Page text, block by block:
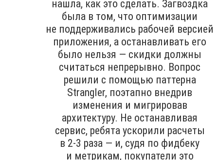
нашла, как это сделать. Загвоздка
была в том, что оптимизации
не поддерживались рабочей версией
приложения, а останавливать его
было нельзя — скидки должны
считаться непрерывно. Вопрос
решили с помощью паттерна
Strangler, поэтапно внедрив
изменения и мигрировав
архитектуру. Не останавливая
сервис, ребята ускорили расчеты
в 2‑3 раза — и, судя по фидбеку
и метрикам, покупатели это